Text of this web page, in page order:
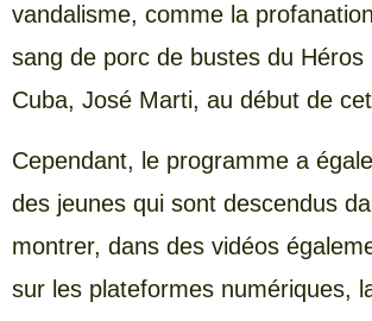
vandalisme, comme la
sang de porc de bustes du Héros
Cuba, José Marti, au début de
Cependant, le programme a
des jeunes qui sont descendus
montrer, dans des vidéos
sur les plateformes numériques,